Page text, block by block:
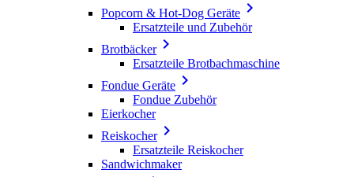
Popcorn & Hot-Dog Geräte 
Ersatzteile und Zubehör
Brotbäcker
Ersatzteile Brotbachmaschine
Fondue Geräte 
Fondue Zubehör
Eierkocher
Reiskocher
Ersatzteile Reiskocher
Sandwichmaker